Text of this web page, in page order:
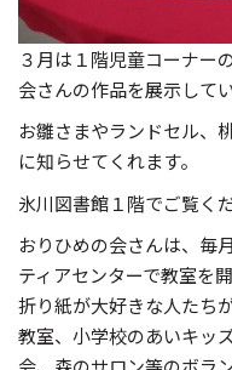
３月は１階児童コーナー
会さんの作品を展示してい
お雛さまやランドセル、
に知らせてくれます。
氷川図書館１階でご覧く
おりひめの会さんは、毎
ティアセンターで教室を
折り紙が大好きな人たち
教室、小学校のあいキッ